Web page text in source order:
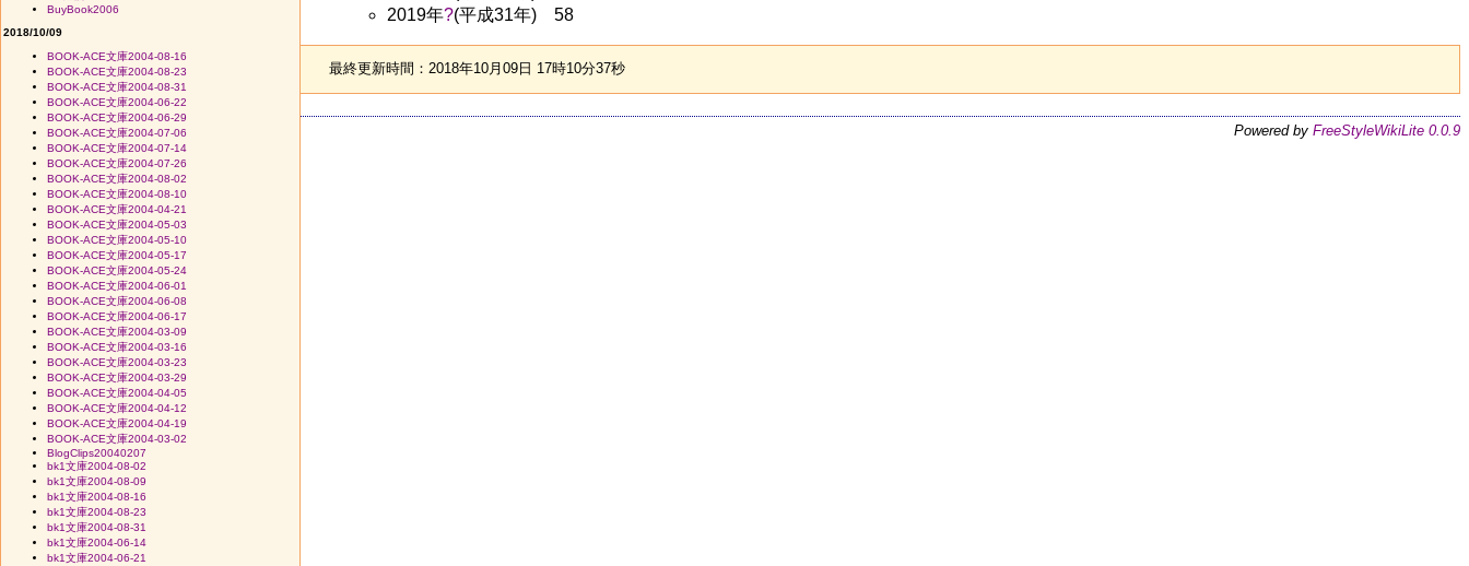
2019年?(平成31年) 58
最終更新時間：2018年10月09日 17時10分37秒
Powered by FreeStyleWikiLite 0.0.9
BuyBook2006
2018/10/09
BOOK-ACE文庫2004-08-16
BOOK-ACE文庫2004-08-23
BOOK-ACE文庫2004-08-31
BOOK-ACE文庫2004-06-22
BOOK-ACE文庫2004-06-29
BOOK-ACE文庫2004-07-06
BOOK-ACE文庫2004-07-14
BOOK-ACE文庫2004-07-26
BOOK-ACE文庫2004-08-02
BOOK-ACE文庫2004-08-10
BOOK-ACE文庫2004-04-21
BOOK-ACE文庫2004-05-03
BOOK-ACE文庫2004-05-10
BOOK-ACE文庫2004-05-17
BOOK-ACE文庫2004-05-24
BOOK-ACE文庫2004-06-01
BOOK-ACE文庫2004-06-08
BOOK-ACE文庫2004-06-17
BOOK-ACE文庫2004-03-09
BOOK-ACE文庫2004-03-16
BOOK-ACE文庫2004-03-23
BOOK-ACE文庫2004-03-29
BOOK-ACE文庫2004-04-05
BOOK-ACE文庫2004-04-12
BOOK-ACE文庫2004-04-19
BOOK-ACE文庫2004-03-02
BlogClips20040207
bk1文庫2004-08-02
bk1文庫2004-08-09
bk1文庫2004-08-16
bk1文庫2004-08-23
bk1文庫2004-08-31
bk1文庫2004-06-14
bk1文庫2004-06-21